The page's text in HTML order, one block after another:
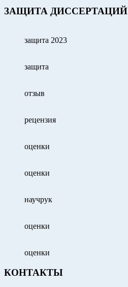
ЗАЩИТА ДИССЕРТАЦИЙ
защита 2023
защита
отзыв
рецензия
оценки
оценки
научрук
оценки
оценки
КОНТАКТЫ